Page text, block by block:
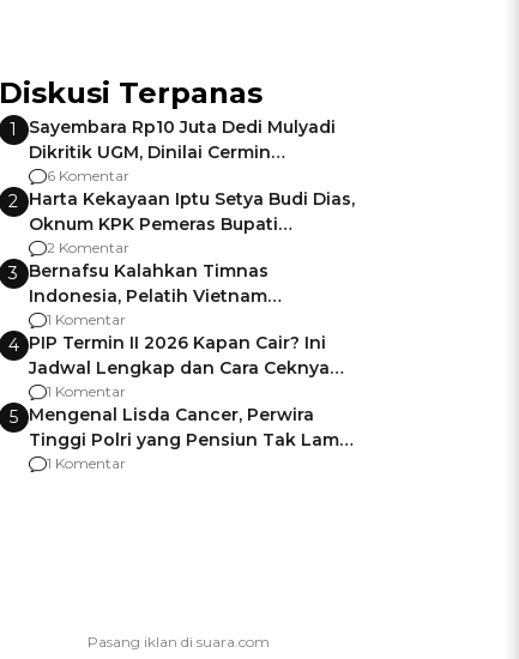
Diskusi Terpanas
1
Sayembara Rp10 Juta Dedi Mulyadi
Dikritik UGM, Dinilai Cermin
Gagalnya Negara Jamin Keamanan
6 Komentar
2 Harta Kekayaan Iptu Setya Budi Dias,
Oknum KPK Pemeras Bupati
Pemalang
2 Komentar
3 Bernafsu Kalahkan Timnas
Indonesia, Pelatih Vietnam
Berencana Pakai Jimat di Pakansari
1 Komentar
4 PIP Termin II 2026 Kapan Cair? Ini
Jadwal Lengkap dan Cara Ceknya
agar Dana Tidak Hangus!
1 Komentar
5 Mengenal Lisda Cancer, Perwira
Tinggi Polri yang Pensiun Tak Lama
Usai Jadi Brigjen
1 Komentar